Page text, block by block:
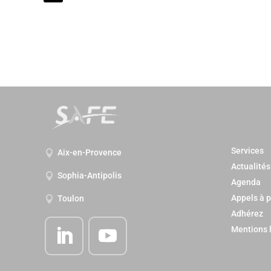
 Aix-en-Provence
 Sophia-Antipolis
 Toulon
Services
Actualités
Agenda
Appels à
Adhérez
Mentions